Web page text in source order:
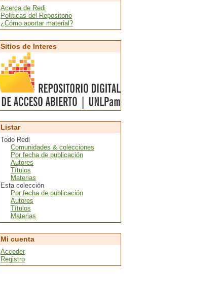
Acerca de Redi
Políticas del Repositorio
¿Cómo aportar material?
Sitios de Interes
Listar
Todo Redi
Comunidades & colecciones
Por fecha de publicación
Autores
Títulos
Materias
Esta colección
Por fecha de publicación
Autores
Títulos
Materias
Mi cuenta
Acceder
Registro